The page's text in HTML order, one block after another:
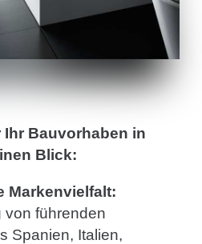
Bauvorhaben in
Blick:
Markenvielfalt:
von führenden
Spanien, Italien,